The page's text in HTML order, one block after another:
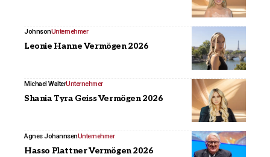
JohnsonUnternehmer
Leonie Hanne Vermögen 2026
Michael WalterUnternehmer
Shania Tyra Geiss Vermögen 2026
Agnes JohannsenUnternehmer
Hasso Plattner Vermögen 2026